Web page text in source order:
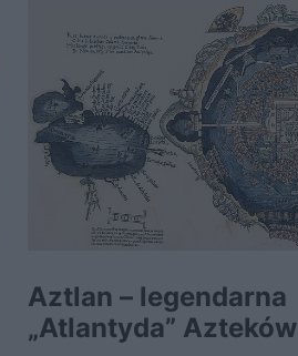
Aztlan – legendarna
„Atlantyda” Azteków